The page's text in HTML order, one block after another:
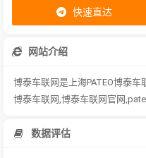
快速直达
网站介绍
博泰车联网是上海PATEO博泰车
博泰车联网,博泰车联网官网
数据评估